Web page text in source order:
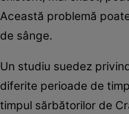
Această problemă
de sânge.
Un studiu suedez
diferite perioade de
timpul sărbătorilor de